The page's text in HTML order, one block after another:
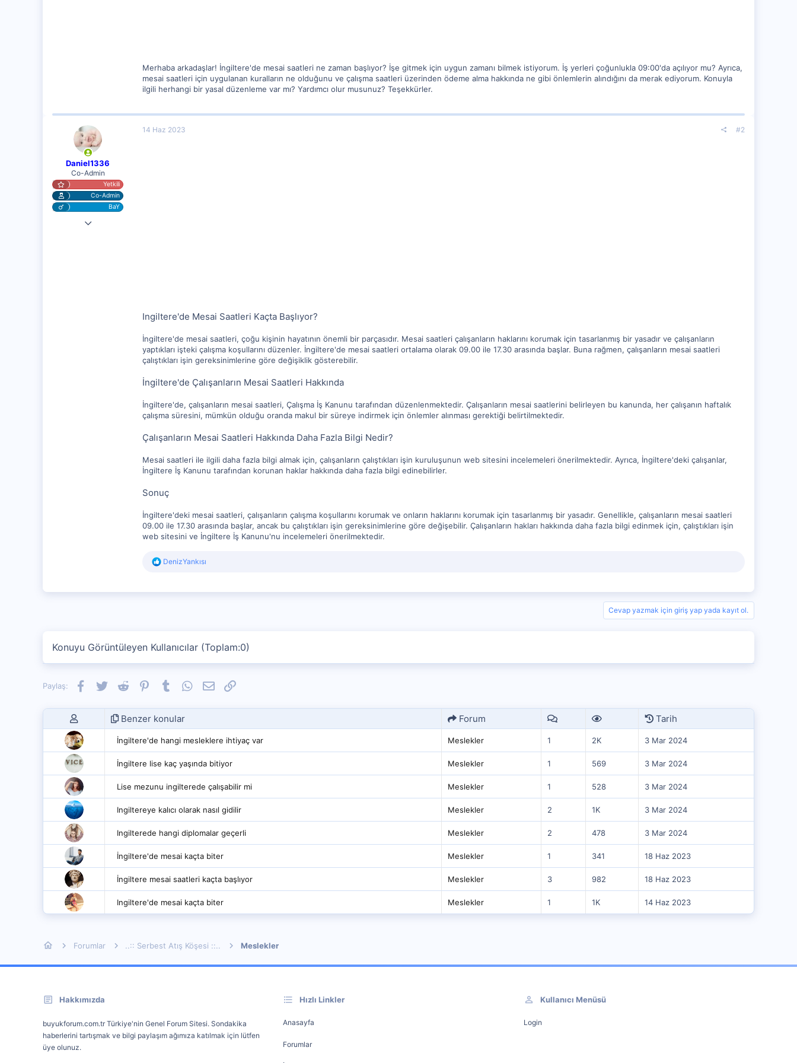
Merhaba arkadaşlar! İngiltere'de mesai saatleri ne zaman başlıyor? İşe gitmek için uygun zamanı bilmek istiyorum. İş yerleri çoğunlukla 09:00'da açılıyor mu? Ayrıca,
mesai saatleri için uygulanan kuralların ne olduğunu ve çalışma saatleri üzerinden ödeme alma hakkında ne gibi önlemlerin alındığını da merak ediyorum. Konuyla
ilgili herhangi bir yasal düzenleme var mı? Yardımcı olur musunuz? Teşekkürler.
Daniel1336
Co-Admin
Yetkili
Co-Admin
BaY
4 Nis 2023
14 Haz 2023 #2
Ingiltere'de Mesai Saatleri Kaçta Başlıyor?
İngiltere'de mesai saatleri, çoğu kişinin hayatının önemli bir parçasıdır. Mesai saatleri çalışanların haklarını korumak için tasarlanmış bir yasadır ve çalışanların
yaptıkları işteki çalışma koşullarını düzenler. İngiltere'de mesai saatleri ortalama olarak 09.00 ile 17.30 arasında başlar. Buna rağmen, çalışanların mesai saatleri
çalıştıkları işin gereksinimlerine göre değişiklik gösterebilir.
İngiltere'de Çalışanların Mesai Saatleri Hakkında
İngiltere'de, çalışanların mesai saatleri, Çalışma İş Kanunu tarafından düzenlenmektedir. Çalışanların mesai saatlerini belirleyen bu kanunda, her çalışanın haftalık
çalışma süresini, mümkün olduğu oranda makul bir süreye indirmek için önlemler alınması gerektiği belirtilmektedir.
Çalışanların Mesai Saatleri Hakkında Daha Fazla Bilgi Nedir?
Mesai saatleri ile ilgili daha fazla bilgi almak için, çalışanların çalıştıkları işin kuruluşunun web sitesini incelemeleri önerilmektedir. Ayrıca, İngiltere'deki çalışanlar,
İngiltere İş Kanunu tarafından korunan haklar hakkında daha fazla bilgi edinebilirler.
Sonuç
İngiltere'deki mesai saatleri, çalışanların çalışma koşullarını korumak ve onların haklarını korumak için tasarlanmış bir yasadır. Genellikle, çalışanların mesai saatleri
09.00 ile 17.30 arasında başlar, ancak bu çalıştıkları işin gereksinimlerine göre değişebilir. Çalışanların hakları hakkında daha fazla bilgi edinmek için, çalıştıkları işin
web sitesini ve İngiltere İş Kanunu'nu incelemeleri önerilmektedir.
R
:
DenizYankısı
Cevap yazmak için giriş yap yada kayıt ol.
Konuyu Görüntüleyen Kullanıcılar (Toplam:0)
Paylaş: Facebook
TwitterReddit PinterestTumblrWhatsApp
E-postaLink
Benzer konular Forum Tarih
İngiltere'de hangi mesleklere ihtiyaç var Meslekler 1 2K 3 Mar 2024
İngiltere lise kaç yaşında bitiyor Meslekler 1 569 3 Mar 2024
Lise mezunu ingilterede çalışabilir mi Meslekler 1 528 3 Mar 2024
Ingiltereye kalıcı olarak nasıl gidilir Meslekler 2 1K 3 Mar 2024
Ingilterede hangi diplomalar geçerli Meslekler 2 478 3 Mar 2024
İngiltere'de mesai kaçta biter Meslekler 1 341 18 Haz 2023
İngiltere mesai saatleri kaçta başlıyor Meslekler 3 982 18 Haz 2023
Ingiltere'de mesai kaçta biter Meslekler 1 1K 14 Haz 2023
Forumlar ..:: Serbest Atış Köşesi ::.. Meslekler
Hakkımızda
buyukforum.com.tr Türkiye'nin Genel Forum Sitesi. Sondakika
haberlerini tartışmak ve bilgi paylaşım ağımıza katılmak için lütfen
üye olunuz.
Hızlı Linkler
Anasayfa
Forumlar
Kullanıcı Menüsü
Login